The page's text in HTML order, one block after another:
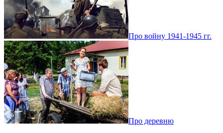
Про войну 1941-1945 гг.
Про деревню